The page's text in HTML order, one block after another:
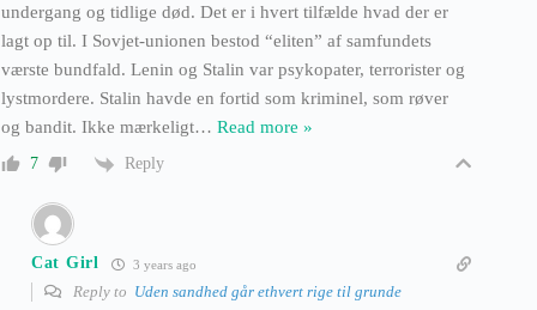
undergang og tidlige død. Det er i hvert tilfælde hvad der er
lagt op til. I Sovjet-unionen bestod “eliten” af samfundets
værste bundfald. Lenin og Stalin var psykopater, terrorister og
lystmordere. Stalin havde en fortid som kriminel, som røver
og bandit. Ikke mærkeligt… Read more »
7 Reply
Cat Girl 3 years ago
Reply to Uden sandhed går ethvert rige til grunde